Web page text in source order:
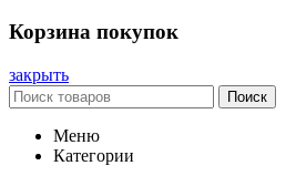
Корзина покупок
закрыть
Поиск
Меню
Категории